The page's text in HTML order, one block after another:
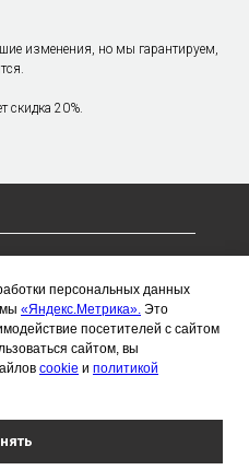
изменения, но мы гарантируем,
скидка 20%.
до 22:00
персональных данных
«Яндекс.Метрика». Это
посетителей с сайтом
сайтом, вы
cookie и политикой